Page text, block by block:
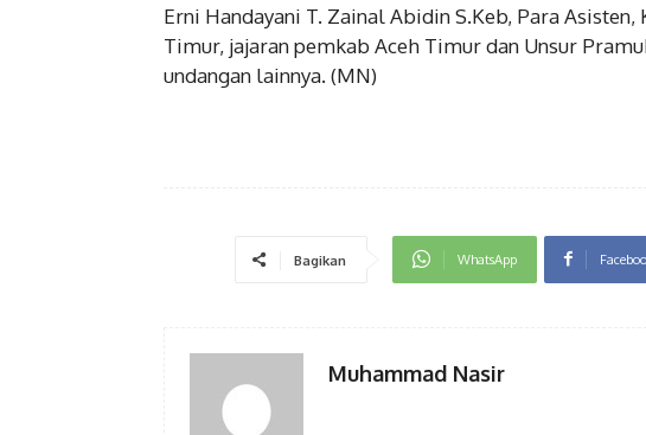
Erni Handayani T. Zainal Abidin S.Keb, Para
Timur, jajaran pemkab Aceh Timur dan Unsur
undangan lainnya. (MN)
Bagikan WhatsApp
Muhammad Nasir